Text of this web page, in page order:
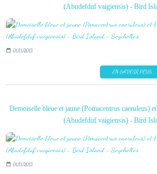
(Abudefduf vaigiensis) - Bird
01/11/2013
EN SAVOIR PLUS
Demoiselle bleue et jaune (Pomacentrus caeruleus)
(Abudefduf vaigiensis) - Bird
01/11/2013